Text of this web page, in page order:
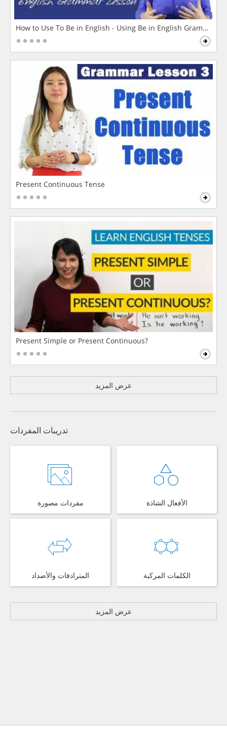
How to Use To Be in English - Using Be in English Grammar
Present Continuous Tense
Present Simple or Present Continuous?
عرض المزيد
تدريبات المفردات
مفردات مصورة الأفعال الشاذة
المترادفات والأضداد الكلمات المركبة
عرض المزيد